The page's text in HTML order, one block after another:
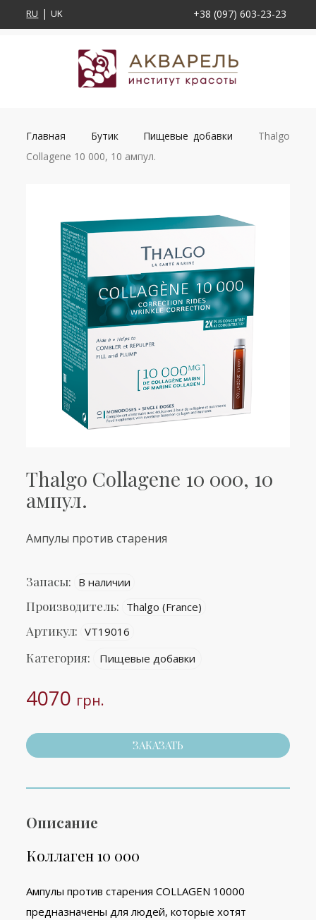
RU UK +38 (097) 603-23-23
Главная Бутик Пищевые добавки
Thalgo
Collagene 10 000, 10 ампул.
Thalgo Collagene 10 000, 10
ампул.
Ампулы против старения
Запасы: В наличии
Производитель: Thalgo (France)
Артикул: VT19016
Категория: Пищевые добавки
4070 грн.
ЗАКАЗАТЬ
Описание
Коллаген 10 000
Ампулы против старения COLLAGEN 10000
предназначены для людей, которые хотят